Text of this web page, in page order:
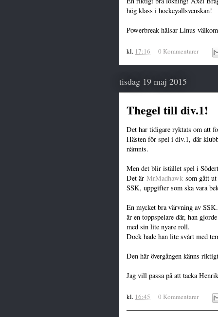
hög klass i hockeyallsvenskan!
Powerbreak hälsar Linus
kl. 17:16 0 Kommentarer
tisdag 19 maj 2015
Thegel till div.1!
Det har tidigare ryktats om att
Hästen för spel i div.1, där
nämnts.
Men det blir istället spel i
Det är MrMadhawk som gått
SSK, uppgifter som ska vara
En mycket bra värvning av
är en toppspelare där, han
med sin lite nyare roll.
Dock hade han lite svårt med
Den här övergången känns
Jag vill passa på att tacka
kl. 16:45 0 Kommentarer